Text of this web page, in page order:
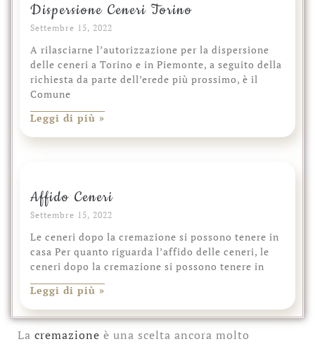
Dispersione Ceneri Torino
Settembre 15, 2022
A rilasciarne l’autorizzazione per la dispersione
delle ceneri a Torino e in Piemonte, a seguito della
richiesta da parte dell’erede più prossimo, è il
Comune
Leggi di più »
Affido Ceneri
Settembre 15, 2022
Le ceneri dopo la cremazione si possono tenere in
casa Per quanto riguarda l’affido delle ceneri, le
ceneri dopo la cremazione si possono tenere in
Leggi di più »
La cremazione è una scelta ancora molto